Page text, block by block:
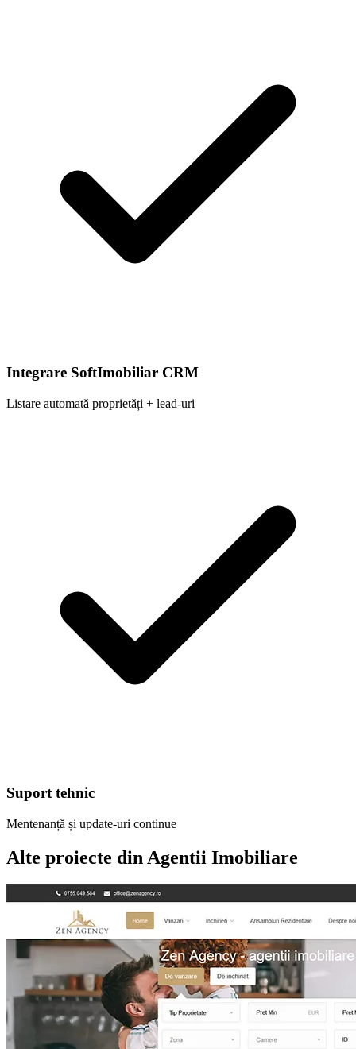
Integrare SoftImobiliar CRM
Listare automată proprietăți + lead-uri
Suport tehnic
Mentenanță și update-uri continue
Alte proiecte din Agentii Imobiliare